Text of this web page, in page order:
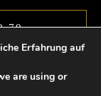
70
Erfahrung auf
are using or